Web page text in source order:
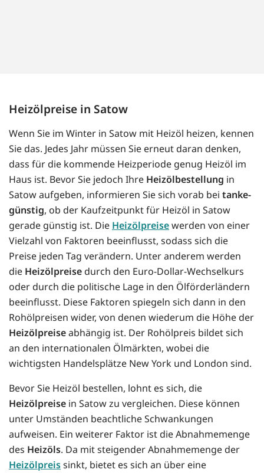
Heizölpreise in Satow
Wenn Sie im Winter in Satow mit Heizöl heizen, kennen
Sie das. Jedes Jahr müssen Sie erneut daran denken,
dass für die kommende Heizperiode genug Heizöl im
Haus ist. Bevor Sie jedoch Ihre Heizölbestellung in
Satow aufgeben, informieren Sie sich vorab bei tanke-
günstig, ob der Kaufzeitpunkt für Heizöl in Satow
gerade günstig ist. Die Heizölpreisewerden von einer
Vielzahl von Faktoren beeinflusst, sodass sich die
Preise jeden Tag verändern. Unter anderem werden
die Heizölpreise durch den Euro-Dollar-Wechselkurs
oder durch die politische Lage in den Ölförderländern
beeinflusst. Diese Faktoren spiegeln sich dann in den
Rohölpreisen wider, von denen wiederum die Höhe der
Heizölpreiseabhängig ist. Der Rohölpreis bildet sich
an den internationalen Ölmärkten, wobei die
wichtigsten Handelsplätze New York und London sind.
Bevor Sie Heizöl bestellen, lohnt es sich, die
Heizölpreise in Satow zu vergleichen. Diese können
unter Umständen beachtliche Schwankungen
aufweisen. Ein weiterer Faktor ist die Abnahmemenge
des Heizöls. Da mit steigender Abnahmemenge der
Heizölpreissinkt, bietet es sich an über eine